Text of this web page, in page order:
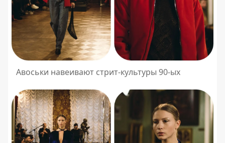
Авоськи навеивают стрит-культуры 90-ых